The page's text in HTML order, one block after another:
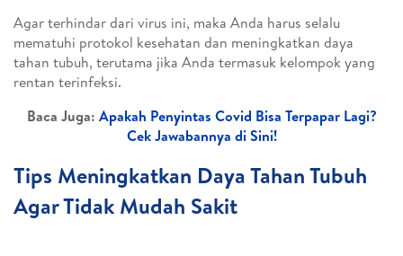
Agar terhindar dari virus ini, maka Anda harus selalu
mematuhi protokol kesehatan dan meningkatkan daya
tahan tubuh, terutama jika Anda termasuk kelompok yang
rentan terinfeksi.
Baca Juga: Apakah Penyintas Covid Bisa Terpapar Lagi?
Cek Jawabannya di Sini!
Tips Meningkatkan Daya Tahan Tubuh
Agar Tidak Mudah Sakit